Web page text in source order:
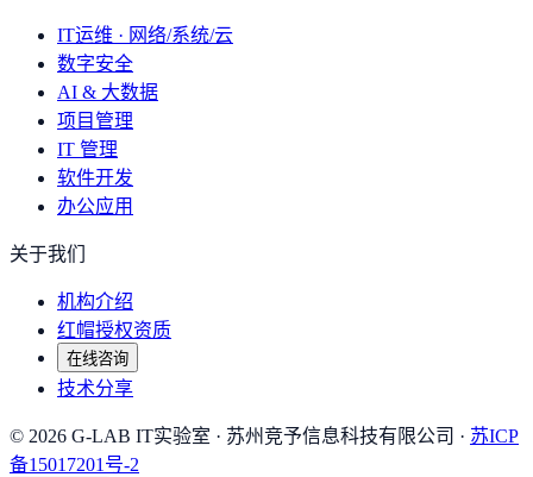
IT运维 · 网络/系统/云
数字安全
AI & 大数据
项目管理
IT 管理
软件开发
办公应用
关于我们
机构介绍
红帽授权资质
在线咨询
技术分享
© 2026 G-LAB IT实验室 · 苏州竞予信息科技有限公司 · 苏ICP
备15017201号-2